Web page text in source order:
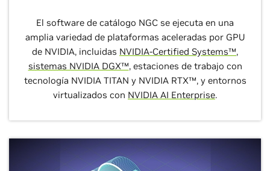
El software de catálogo NGC se ejecuta en una
amplia variedad de plataformas aceleradas por GPU
de NVIDIA, incluidas NVIDIA-Certified Systems™,
sistemas NVIDIA DGX™, estaciones de trabajo con
tecnología NVIDIA TITAN y NVIDIA RTX™, y entornos
virtualizados con NVIDIA AI Enterprise.